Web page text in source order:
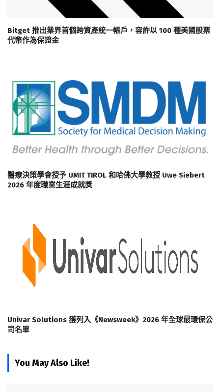
Bitget 推出業界首個跨資產統一帳戶，容許以 100 種美國股票
代幣作為保證金
醫療決策學會授予 UMIT TIROL 和哈佛大學教授 Uwe Siebert
2026 年度職業生涯成就獎
Univar Solutions 獲列入《Newsweek》2026 年全球最環保公
司名單
You May Also Like!